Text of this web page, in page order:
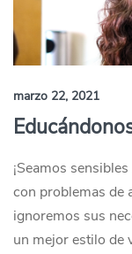
marzo 22, 2021
¡Seamos
con problemas de
ignoremos sus
un mejor estilo de